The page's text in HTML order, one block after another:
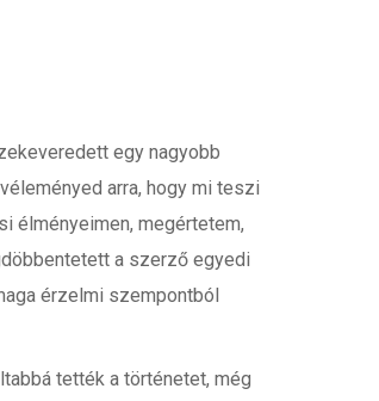
egy nagyobb
arra, hogy mi teszi
élményeimen, megértetem,
a szerző egyedi
érzelmi szempontból
tették a történetet, még